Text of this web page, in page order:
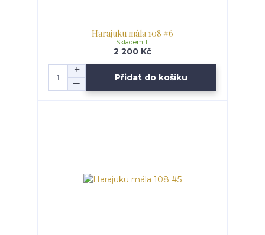
Harajuku mála 108 #6
2 200 Kč
Skladem 1
Přidat do košíku